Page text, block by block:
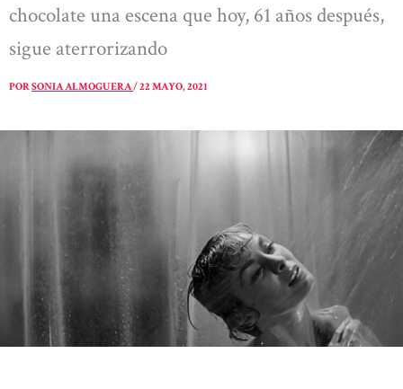
chocolate una escena que hoy, 61 años después,
sigue aterrorizando
PORSONIA ALMOGUERA/22 MAYO, 2021